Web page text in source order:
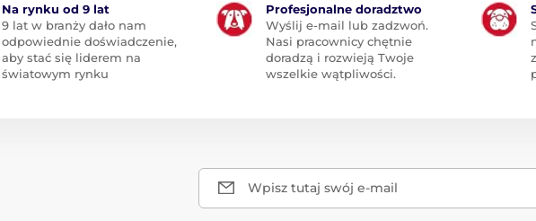
Na rynku od 9 lat
9 lat w branży dało nam
odpowiednie doświadczenie,
aby stać się liderem na
światowym rynku
Profesjonalne doradztwo
Wyślij e-mail lub zadzwoń.
Nasi pracownicy chętnie
doradzą i rozwieją Twoje
wszelkie wątpliwości.
Wpisz tutaj swój e-mail